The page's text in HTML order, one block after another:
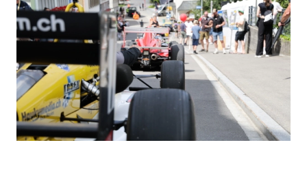
Seitenende
springen?